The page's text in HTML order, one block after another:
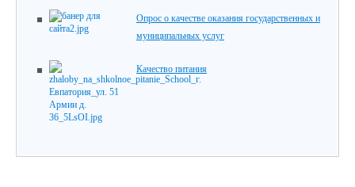
Опрос о качестве оказания государственных и
муниципальных услуг
Качество питания